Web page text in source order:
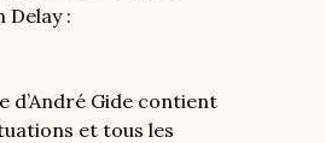
Delay :
d’André Gide contient
et tous les